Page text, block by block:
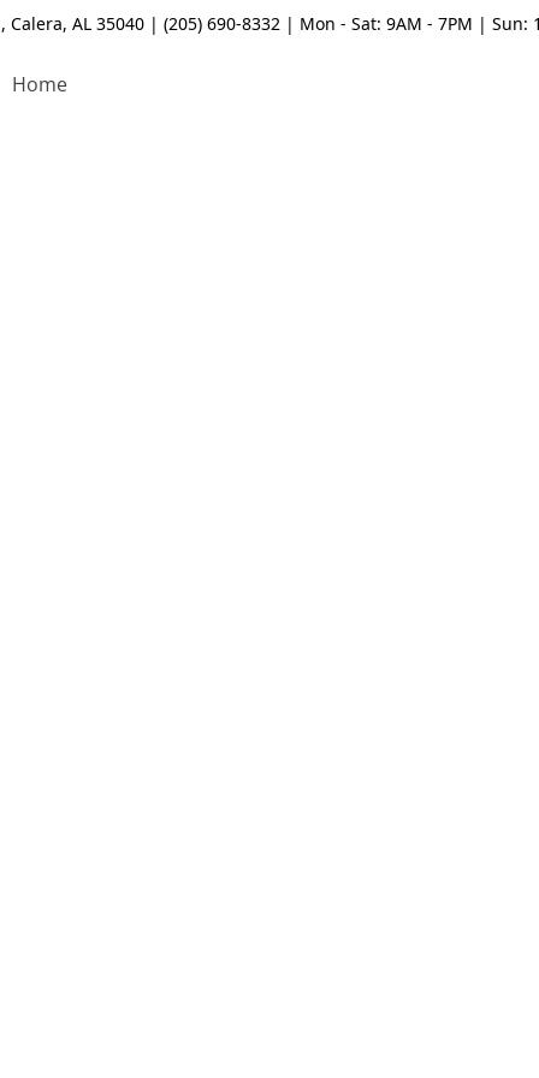
Calera, AL 35040 | (205) 690-8332 | Mon - Sat: 9AM - 7PM | Sun:
Home